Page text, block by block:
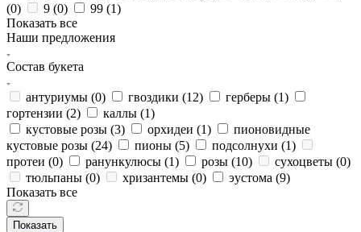
(0) 9 (0) 99 (1)
Показать все
Наши предложения
Состав букета
антуриумы (0) гвоздики (12) герберы (1)
гортензии (2) каллы (1)
кустовые розы (3) орхидеи (1)
пионовидные
кустовые розы (24) пионы (5) подсолнухи (1)
протеи (0) ранункулюсы (1) розы (10) сухоцветы (0)
тюльпаны (0) хризантемы (0) эустома (9)
Показать все
Показать